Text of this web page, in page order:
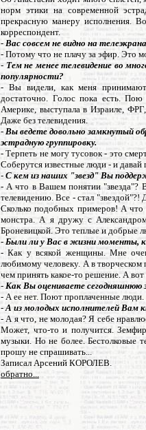
норм этики на современной
прекрасную манеру исполнения.
корреспондент.
- Вас совсем не видно на
- Потому что не плачу за эфир. Это
- Тем не менее телевидение во
популярности?
- Вы видели, как меня
достаточно. Голос пока есть.
Америке, выступала в Израиле,
Даже без телевидения.
-Вы ведете довольно замкнутый
эстрадную группировку.
- Терпеть не могу тусовок - это
Соберутся известные люди - и давай
- С кем из наших "звезд" Вы
- А что в Вашем понятии "звезда"?
телевидению. Все - стал "звездой"?!
Сколько подобных примеров! А что
монстра. А я дружу с
Броневицкой. Это теплые и добрые
- Были ли у Вас в жизни моменты,
- Как у всякой женщины. Мне
любимому человеку. А в творческом
чем принять какое-то решение. А
- Как Вы оцениваете сегодняшнюю
- А ее нет. Поют проплаченные люди.
-А из молодых исполнителей Вам
- А я что, не молодая? Я себе
Может, что-то и получится.
музыки. Но не более. Бестолковые
прошу не спрашивать...
Записал Арсений КОРОЛЕВ.
обратно...